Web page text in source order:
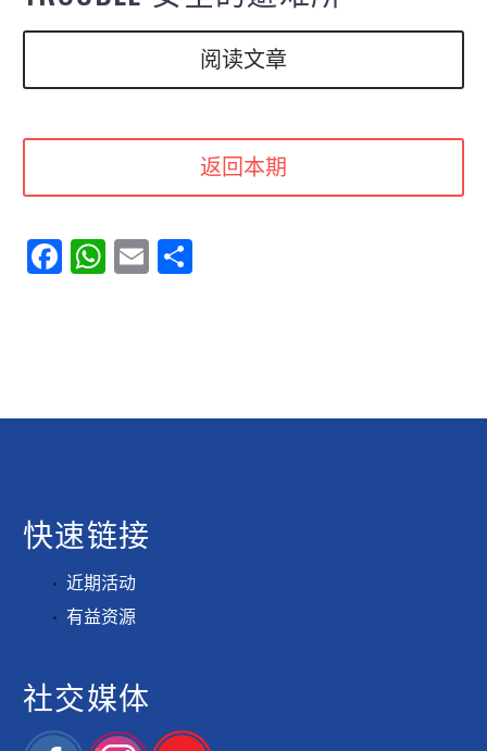
阅读文章
返回本期
Facebook
WhatsApp
Email
快速链接
近期活动
有益资源
社交媒体